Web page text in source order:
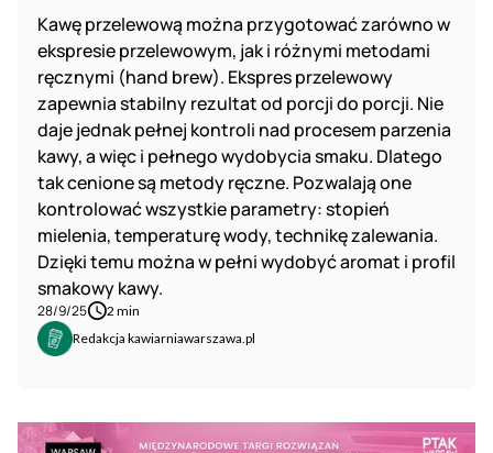
Kawę przelewową można przygotować zarówno w
ekspresie przelewowym, jak i różnymi metodami
ręcznymi (hand brew). Ekspres przelewowy
zapewnia stabilny rezultat od porcji do porcji. Nie
daje jednak pełnej kontroli nad procesem parzenia
kawy, a więc i pełnego wydobycia smaku. Dlatego
tak cenione są metody ręczne. Pozwalają one
kontrolować wszystkie parametry: stopień
mielenia, temperaturę wody, technikę zalewania.
Dzięki temu można w pełni wydobyć aromat i profil
smakowy kawy.
28/9/25
2 min
Redakcja kawiarniawarszawa.pl